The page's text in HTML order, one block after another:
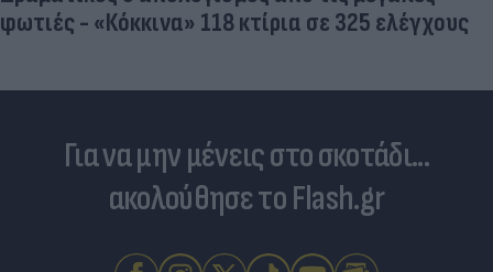
φωτιές - «Κόκκινα» 118 κτίρια σε 325 ελέγχους
Για να μην μένεις στο σκοτάδι...
ακολούθησε το Flash.gr